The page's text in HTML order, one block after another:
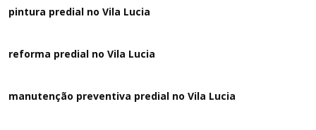
pintura predial no Vila Lucia
reforma predial no Vila Lucia
manutenção preventiva predial no Vila Lucia